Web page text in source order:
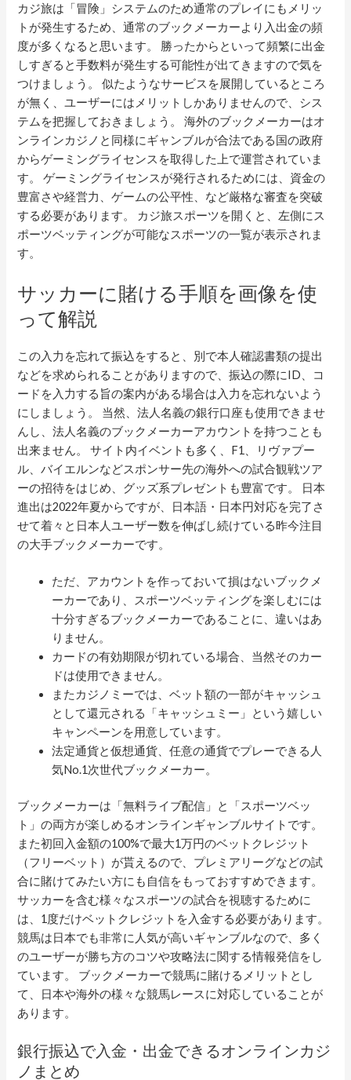
カジ旅は「冒険」システムのため通常のプレイにもメリッ
トが発生するため、通常のブックメーカーより入出金の頻
度が多くなると思います。 勝ったからといって頻繁に出金
しすぎると手数料が発生する可能性が出てきますので気を
つけましょう。 似たようなサービスを展開しているところ
が無く、ユーザーにはメリットしかありませんので、シス
テムを把握しておきましょう。 海外のブックメーカーはオ
ンラインカジノと同様にギャンブルが合法である国の政府
からゲーミングライセンスを取得した上で運営されていま
す。 ゲーミングライセンスが発行されるためには、資金の
豊富さや経営力、ゲームの公平性、など厳格な審査を突破
する必要があります。 カジ旅スポーツを開くと、左側にス
ポーツベッティングが可能なスポーツの一覧が表示されま
す。
サッカーに賭ける手順を画像を使
って解説
この入力を忘れて振込をすると、別で本人確認書類の提出
などを求められることがありますので、振込の際にID、コ
ードを入力する旨の案内がある場合は入力を忘れないよう
にしましょう。 当然、法人名義の銀行口座も使用できませ
んし、法人名義のブックメーカーアカウントを持つことも
出来ません。 サイト内イベントも多く、F1、リヴァプー
ル、バイエルンなどスポンサー先の海外への試合観戦ツア
ーの招待をはじめ、グッズ系プレゼントも豊富です。 日本
進出は2022年夏からですが、日本語・日本円対応を完了さ
せて着々と日本人ユーザー数を伸ばし続けている昨今注目
の大手ブックメーカーです。
ただ、アカウントを作っておいて損はないブックメ
ーカーであり、スポーツベッティングを楽しむには
十分すぎるブックメーカーであることに、違いはあ
りません。
カードの有効期限が切れている場合、当然そのカー
ドは使用できません。
またカジノミーでは、ベット額の一部がキャッシュ
として還元される「キャッシュミー」という嬉しい
キャンペーンを用意しています。
法定通貨と仮想通貨、任意の通貨でプレーできる人
気No.1次世代ブックメーカー。
ブックメーカーは「無料ライブ配信」と「スポーツベッ
ト」の両方が楽しめるオンラインギャンブルサイトです。
また初回入金額の100%で最大1万円のベットクレジット
（フリーベット）が貰えるので、プレミアリーグなどの試
合に賭けてみたい方にも自信をもっておすすめできます。
サッカーを含む様々なスポーツの試合を視聴するために
は、1度だけベットクレジットを入金する必要があります。
競馬は日本でも非常に人気が高いギャンブルなので、多く
のユーザーが勝ち方のコツや攻略法に関する情報発信をし
ています。 ブックメーカーで競馬に賭けるメリットとし
て、日本や海外の様々な競馬レースに対応していることが
あります。
銀行振込で入金・出金できるオンラインカジ
ノまとめ